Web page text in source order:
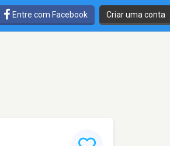
Entre com Facebook Criar uma conta